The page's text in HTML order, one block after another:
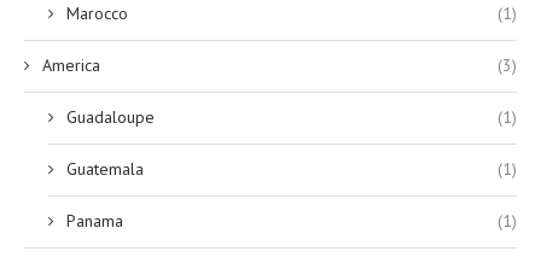
Marocco (1)
America (3)
Guadaloupe (1)
Guatemala (1)
Panama (1)